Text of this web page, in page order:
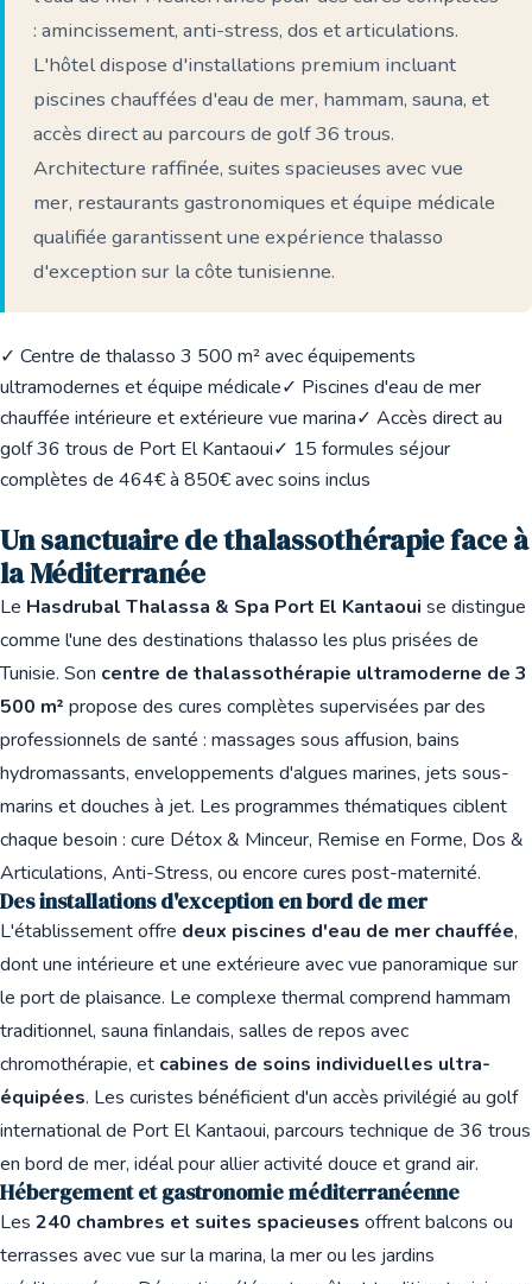
: amincissement, anti-stress, dos et articulations.
L'hôtel dispose d'installations premium incluant
piscines chauffées d'eau de mer, hammam, sauna, et
accès direct au parcours de golf 36 trous.
Architecture raffinée, suites spacieuses avec vue
mer, restaurants gastronomiques et équipe médicale
qualifiée garantissent une expérience thalasso
d'exception sur la côte tunisienne.
✓ Centre de thalasso 3 500 m² avec équipements
ultramodernes et équipe médicale✓ Piscines d'eau de mer
chauffée intérieure et extérieure vue marina✓ Accès direct au
golf 36 trous de Port El Kantaoui✓ 15 formules séjour
complètes de 464€ à 850€ avec soins inclus
Un sanctuaire de thalassothérapie face à
la Méditerranée
Le Hasdrubal Thalassa & Spa Port El Kantaoui se distingue
comme l'une des destinations thalasso les plus prisées de
Tunisie. Son centre de thalassothérapie ultramoderne de 3
500 m² propose des cures complètes supervisées par des
professionnels de santé : massages sous affusion, bains
hydromassants, enveloppements d'algues marines, jets sous-
marins et douches à jet. Les programmes thématiques ciblent
chaque besoin : cure Détox & Minceur, Remise en Forme, Dos &
Articulations, Anti-Stress, ou encore cures post-maternité.
Des installations d'exception en bord de mer
L'établissement offre deux piscines d'eau de mer chauffée,
dont une intérieure et une extérieure avec vue panoramique sur
le port de plaisance. Le complexe thermal comprend hammam
traditionnel, sauna finlandais, salles de repos avec
chromothérapie, et cabines de soins individuelles ultra-
équipées. Les curistes bénéficient d'un accès privilégié au golf
international de Port El Kantaoui, parcours technique de 36 trous
en bord de mer, idéal pour allier activité douce et grand air.
Hébergement et gastronomie méditerranéenne
Les 240 chambres et suites spacieuses offrent balcons ou
terrasses avec vue sur la marina, la mer ou les jardins